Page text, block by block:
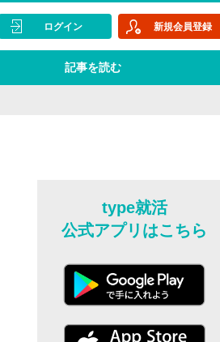
記事を読む
ログイン 新規会員登録
type就活
公式アプリはこちら